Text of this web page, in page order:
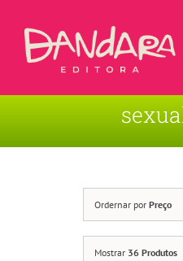
Sobre a Editora
Ordernar por Preço
Mostrar 36 Produtos